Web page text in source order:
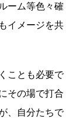
ーム等色々確
イメージを共
ことも必要で
その場で打合
、自分たちで